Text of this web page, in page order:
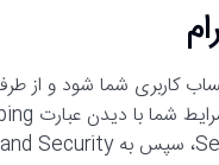
کاربری شما شود و از